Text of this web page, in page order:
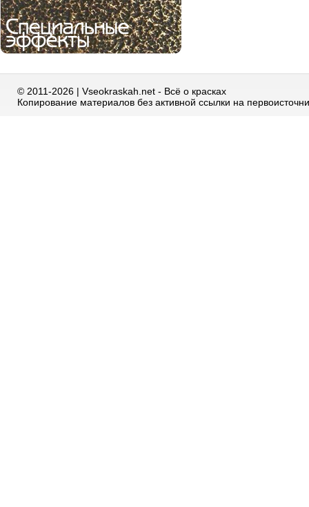
© 2011-2026 | Vseokraskah.net - Всё о красках
Копирование материалов без активной ссылки на